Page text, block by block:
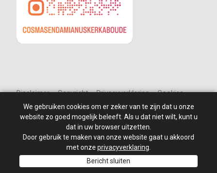
Disclaimer – Copyright – Privacyverklaring – Cookies
© 2010 - 2026 St Jan de Doper – Alle rechten voorbehouden.
Site ontwikkeld door: PixelBroeder - Website realisatie door
MKSHOP
We gebruiken cookies om er zeker van te zijn dat u onze
website zo goed mogelijk beleeft. Als u dat niet wilt, kunt u
dat in uw browser uitzetten.
Door gebruik te maken van onze website gaat u akkoord
met onze privacyverklaring
Bericht sluiten